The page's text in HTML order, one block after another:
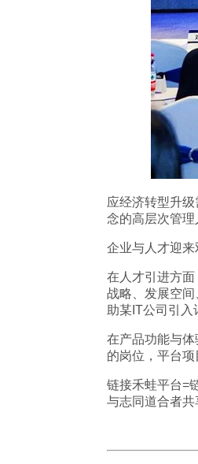
应经济转型升
念的高层次管
企业与人才迎来
在人才引进方
战略、发展空
助某IT公司引
在产品功能与
的岗位，平台
链接禾蛙平台=
与志同道合者共